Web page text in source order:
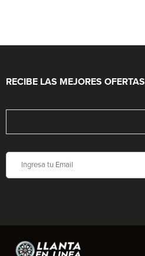
RECIBE LAS MEJORES OFERTAS